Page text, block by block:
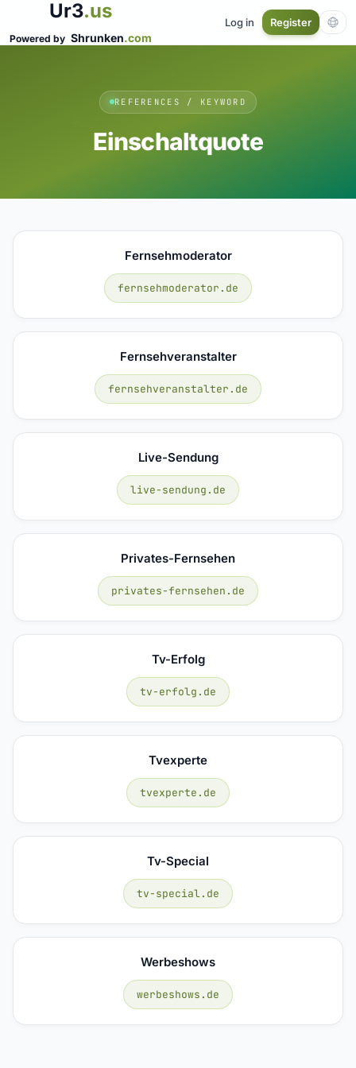
Ur3.us
Powered by Shrunken.com
Log in Register
REFERENCES / KEYWORD
Einschaltquote
Fernsehmoderator
fernsehmoderator.de
Fernsehveranstalter
fernsehveranstalter.de
Live-Sendung
live-sendung.de
Privates-Fernsehen
privates-fernsehen.de
Tv-Erfolg
tv-erfolg.de
Tvexperte
tvexperte.de
Tv-Special
tv-special.de
Werbeshows
werbeshows.de